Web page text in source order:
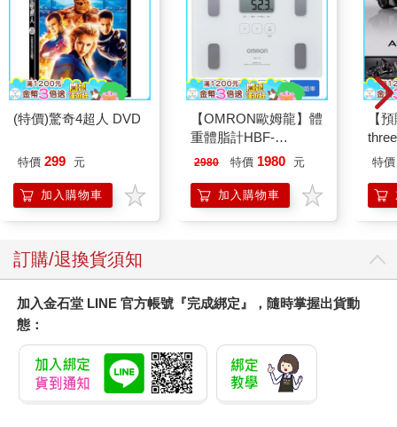
(特價)驚奇4超人 DVD
特價 299 元
加入購物車
【OMRON歐姆龍】體
重體脂計HBF-
212W+送原價2980元
221053
2980 特價 1980 元
加入購物車
【
VA
特價
訂購/退換貨須知
加入金石堂 LINE 官方帳號『完成綁定』，隨時掌握出貨動
態：